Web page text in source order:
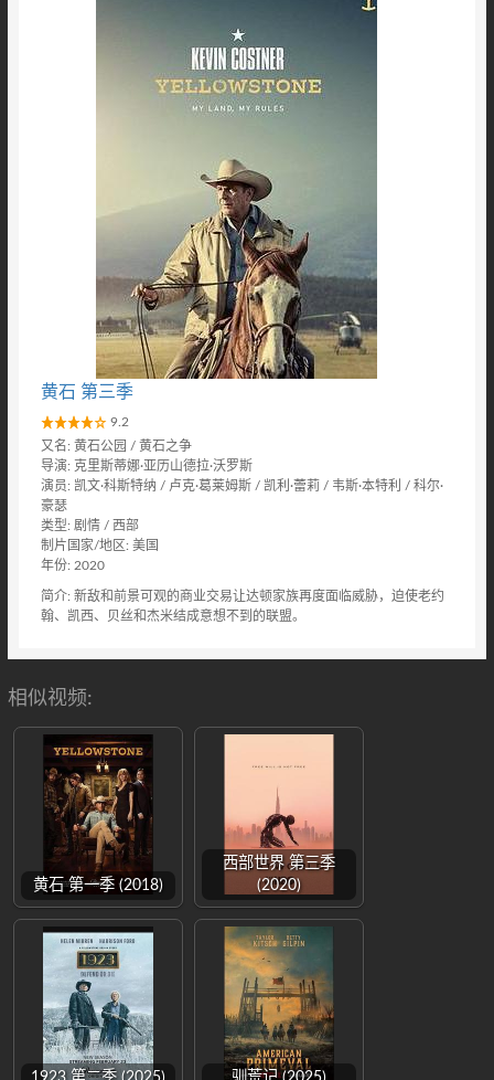
黄石 第三季
9.2
又名: 黄石公园 / 黄石之争
导演: 克里斯蒂娜·亚历山德拉·沃罗斯
演员: 凯文·科斯特纳 / 卢克·葛莱姆斯 / 凯利·蕾莉 / 韦斯·本特利 / 科尔·
豪瑟
类型: 剧情 / 西部
制片国家/地区: 美国
年份: 2020
简介: 新敌和前景可观的商业交易让达顿家族再度面临威胁，迫使老约
翰、凯西、贝丝和杰米结成意想不到的联盟。
相似视频:
黄石 第一季 (2018)
西部世界 第三季
(2020)